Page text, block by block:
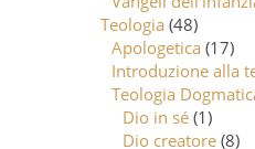
Teologia (48)
Apologetica (17)
Introduzione alla
Teologia
Dio in sé (1)
Dio creatore (8)